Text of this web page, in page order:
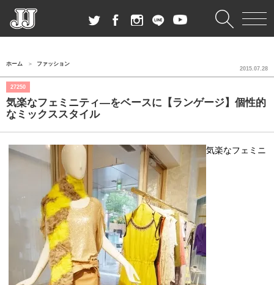
ホーム ファッション
27250
気楽なフェミニティ―をベースに【ランゲージ】個性的
なミックススタイル
2015.07.28
気楽なフェミニ